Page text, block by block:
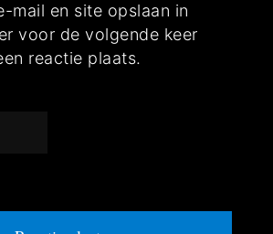
mail en site opslaan in
voor de volgende keer
reactie plaats.